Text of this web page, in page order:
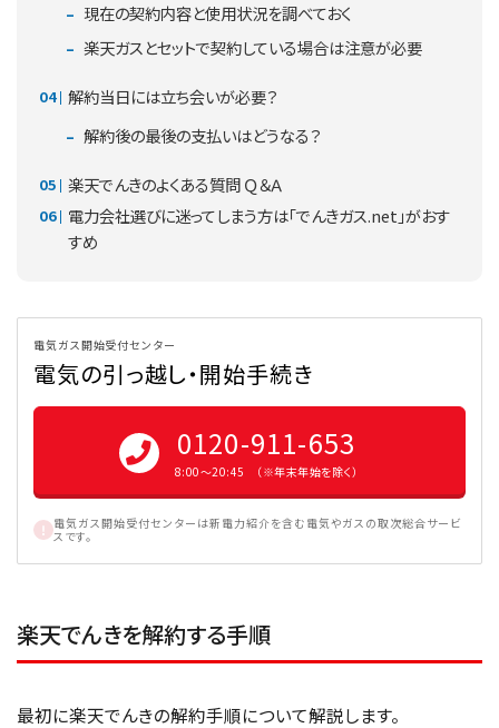
現在の契約内容と使用状況を調べておく
楽天ガスとセットで契約している場合は注意が必要
解約当日には立ち会いが必要？
解約後の最後の支払いはどうなる？
楽天でんきのよくある質問 Ｑ＆Ａ
電力会社選びに迷ってしまう方は「でんきガス.net」がおす
すめ
電気ガス開始受付センター
電気の引っ越し・開始手続き
0120-911-653
8:00〜20:45 （※年末年始を除く）
電気ガス開始受付センターは新電力紹介を含む電気やガスの取次総合サービ
スです。
楽天でんきを解約する手順
最初に楽天でんきの解約手順について解説します。